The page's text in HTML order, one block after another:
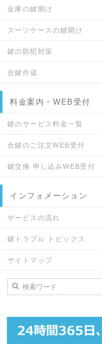
金庫の鍵開け
スーツケースの鍵開け
鍵の防犯対策
合鍵作成
料金案内・WEB受付
鍵のサービス料金一覧
合鍵のご注文WEB受付
鍵交換 申し込みWEB受付
インフォメーション
サービスの流れ
鍵トラブル トピックス
サイトマップ